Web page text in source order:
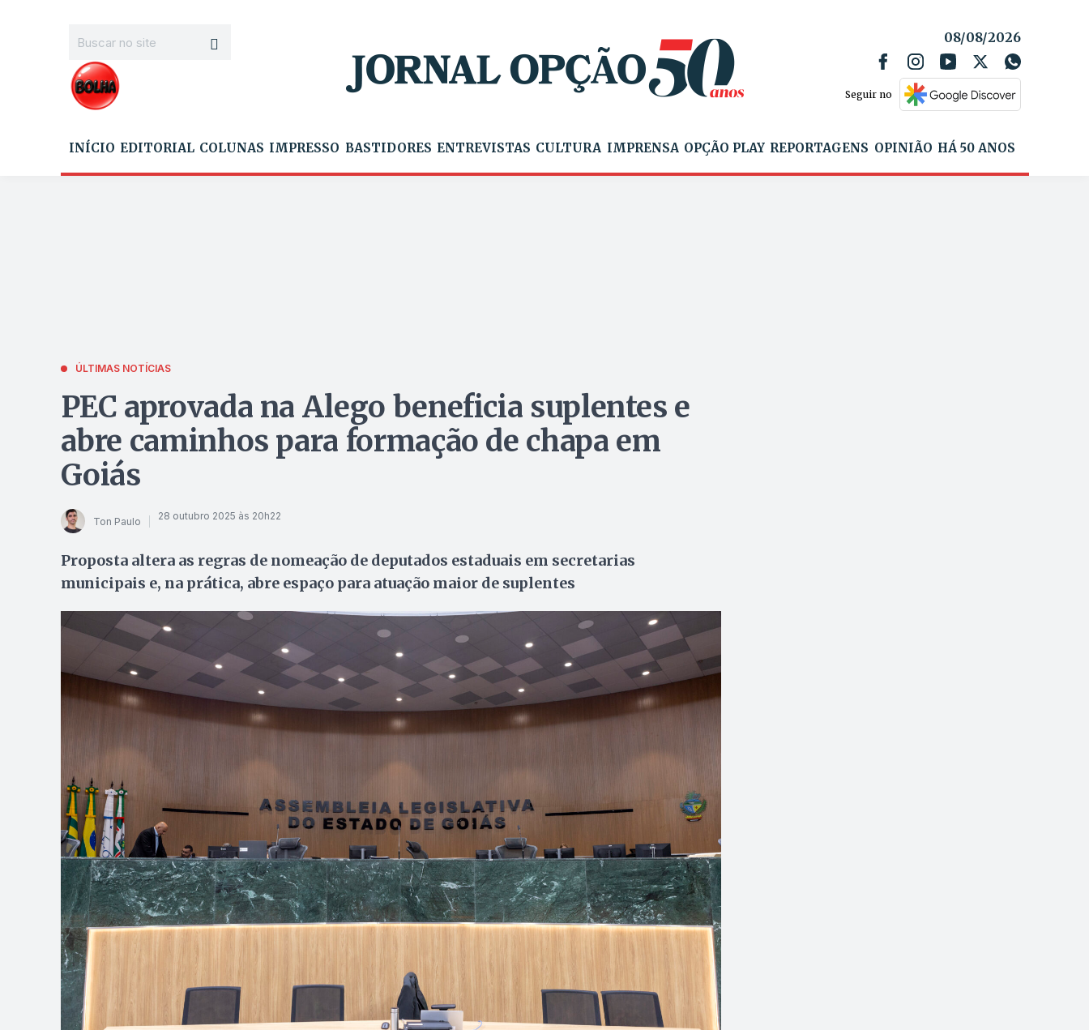
08/08/2026
Seguir no
INÍCIO EDITORIAL COLUNAS IMPRESSO BASTIDORES ENTREVISTAS CULTURA IMPRENSA OPÇÃO PLAY REPORTAGENS OPINIÃO HÁ 50 ANOS
ÚLTIMAS NOTÍCIAS
PEC aprovada na Alego beneficia suplentes e
abre caminhos para formação de chapa em
Goiás
Ton Paulo 28 outubro 2025 às 20h22
Proposta altera as regras de nomeação de deputados estaduais em secretarias
municipais e, na prática, abre espaço para atuação maior de suplentes